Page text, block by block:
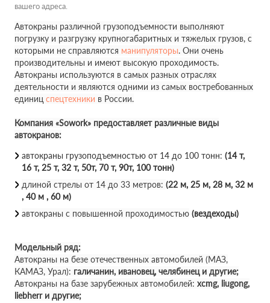
вашего адреса.
Автокраны различной грузоподъемности выполняют
погрузку и разгрузку крупногабаритных и тяжелых грузов, с
которыми не справляются манипуляторы. Они очень
производительны и имеют высокую проходимость.
Автокраны используются в самых разных отраслях
деятельности и являются одними из самых востребованных
единиц спецтехники в России.
Компания «Sowork» предоставляет различные виды
автокранов:
автокраны грузоподъемностью от 14 до 100 тонн: (14 т,
16 т, 25 т, 32 т, 50т, 70 т, 90т, 100 тонн)
длиной стрелы от 14 до 33 метров: (22 м, 25 м, 28 м, 32 м
, 40 м , 60 м)
автокраны с повышенной проходимостью (вездеходы)
Модельный ряд:
Автокраны на безе отечественных автомобилей (МАЗ,
КАМАЗ, Урал): галичанин, ивановец, челябинец и другие;
Автокраны на базе зарубежных автомобилей: xcmg, liugong,
liebherr и другие;